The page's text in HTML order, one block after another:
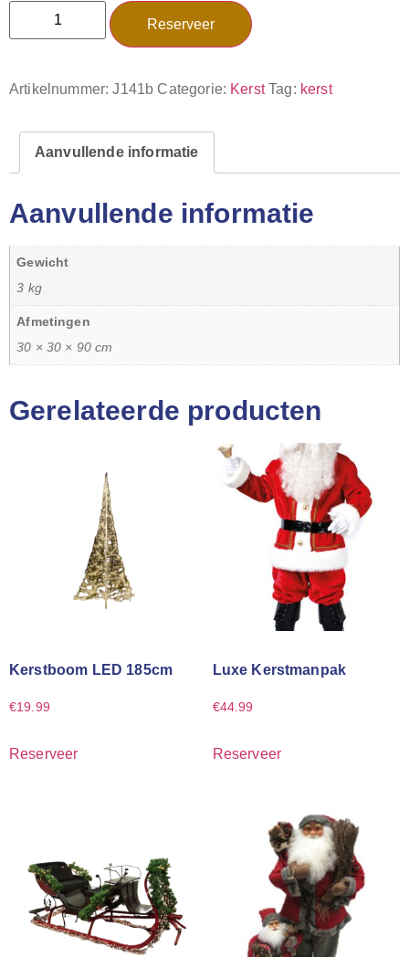
Reserveer
Artikelnummer:J141b Categorie: Kerst Tag: kerst
Aanvullende informatie
Aanvullende informatie
Gewicht
3 kg
Afmetingen
30 × 30 × 90 cm
Gerelateerde producten
Kerstboom LED 185cm
€19.99
Reserveer
Luxe Kerstmanpak
€44.99
Reserveer